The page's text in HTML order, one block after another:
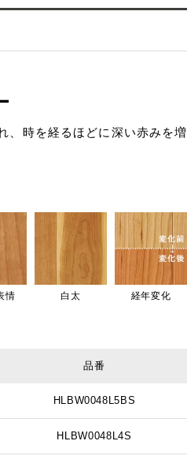
、時を経るほどに深い赤みを増
情 白太 経年変化
品番
HLBW0048L5BS
HLBW0048L4S